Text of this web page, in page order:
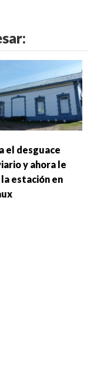
el desguace
y ahora le
estación en